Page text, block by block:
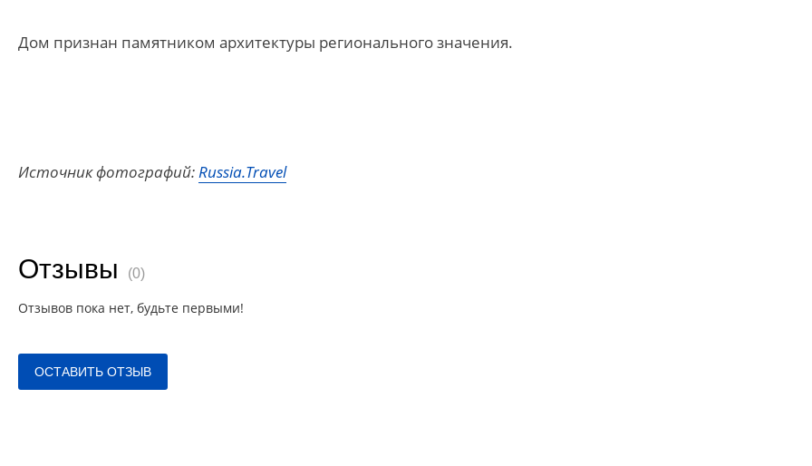
Дом признан памятником архитектуры регионального значения.
Источник фотографий:Russia.Travel
Отзывы (0)
Отзывов пока нет, будьте первыми!
ОСТАВИТЬ ОТЗЫВ